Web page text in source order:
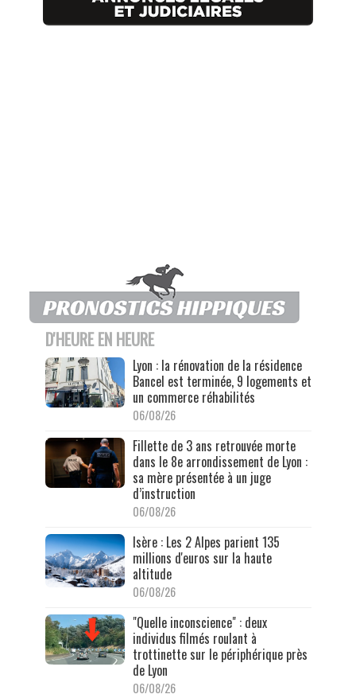
D'HEURE EN HEURE
Lyon : la rénovation de la résidence
Bancel est terminée, 9 logements et
un commerce réhabilités
06/08/26
Fillette de 3 ans retrouvée morte
dans le 8e arrondissement de Lyon :
sa mère présentée à un juge
d’instruction
06/08/26
Isère : Les 2 Alpes parient 135
millions d'euros sur la haute
altitude
06/08/26
"Quelle inconscience" : deux
individus filmés roulant à
trottinette sur le périphérique près
de Lyon
06/08/26